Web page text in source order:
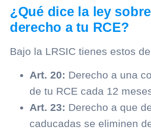
¿Qué dice la ley sobre
derecho a tu RCE?
Bajo la LRSIC tienes estos
Art. 20: Derecho a una
de tu RCE cada 12
Art. 23: Derecho a que
caducadas se eliminen